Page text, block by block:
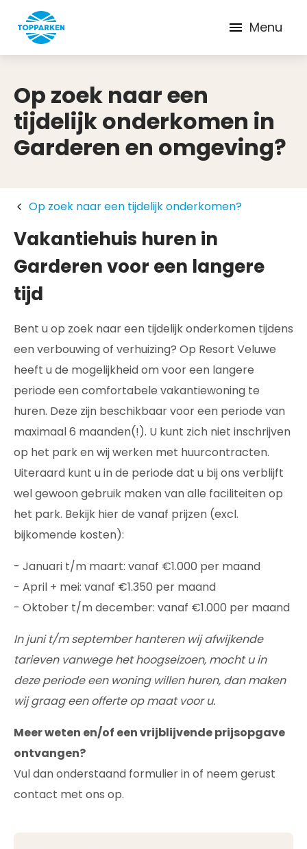
Menu
Op zoek naar een
tijdelijk onderkomen in
Garderen en omgeving?
Op zoek naar een tijdelijk onderkomen?
Vakantiehuis huren in
Garderen voor een langere
tijd
Bent u op zoek naar een tijdelijk onderkomen tijdens
een verbouwing of verhuizing? Op Resort Veluwe
heeft u de mogelijkheid om voor een langere
periode een comfortabele vakantiewoning te
huren. Deze zijn beschikbaar voor een periode van
maximaal 6 maanden(!). U kunt zich niet inschrijven
op het park en wij werken met huurcontracten.
Uiteraard kunt u in de periode dat u bij ons verblijft
wel gewoon gebruik maken van alle faciliteiten op
het park. Bekijk hier de vanaf prijzen (excl.
bijkomende kosten):
- Januari t/m maart: vanaf €1.000 per maand
- April + mei: vanaf €1.350 per maand
- Oktober t/m december: vanaf €1.000 per maand
In juni t/m september hanteren wij afwijkende
tarieven vanwege het hoogseizoen, mocht u in
deze periode een woning willen huren, dan maken
wij graag een offerte op maat voor u.
Meer weten en/of een vrijblijvende prijsopgave
ontvangen?
Vul dan onderstaand formulier in of neem gerust
contact met ons op.